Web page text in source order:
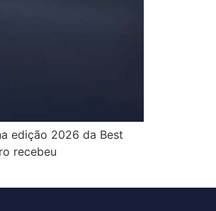
edição 2026 da Best
recebeu